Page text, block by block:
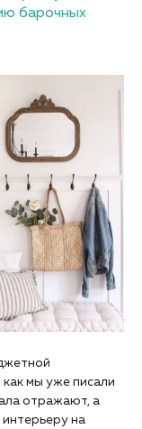
барочных
как мы уже писали
отражают, а
на